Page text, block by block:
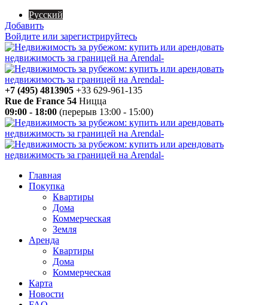
Русский
Добавить
Войдите или зарегистрируйтесь
+7 (495) 4813905 +33 629-961-135
Rue de France 54 Ницца
09:00 - 18:00 (перерыв 13:00 - 15:00)
Главная
Покупка
Квартиры
Дома
Коммерческая
Земля
Аренда
Квартиры
Дома
Коммерческая
Карта
Новости